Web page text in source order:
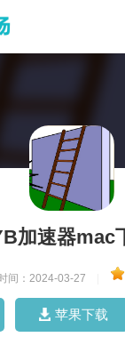
加速器mac
间：2024-03-27
苹果下载